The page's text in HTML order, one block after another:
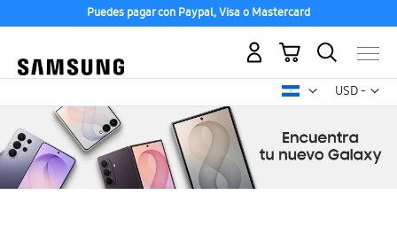
Puedes pagar con Paypal, Visa o Mastercard
USD -
dólar
Mi carrito